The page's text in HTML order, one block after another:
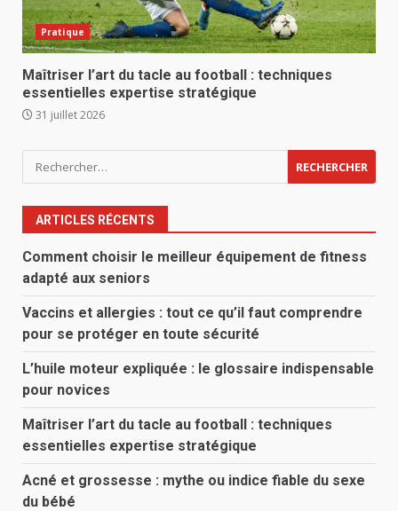
Pratique
Maîtriser l’art du tacle au football : techniques
essentielles expertise stratégique
31 juillet 2026
Rechercher :
ARTICLES RÉCENTS
Comment choisir le meilleur équipement de fitness
adapté aux seniors
Vaccins et allergies : tout ce qu’il faut comprendre
pour se protéger en toute sécurité
L’huile moteur expliquée : le glossaire indispensable
pour novices
Maîtriser l’art du tacle au football : techniques
essentielles expertise stratégique
Acné et grossesse : mythe ou indice fiable du sexe
du bébé